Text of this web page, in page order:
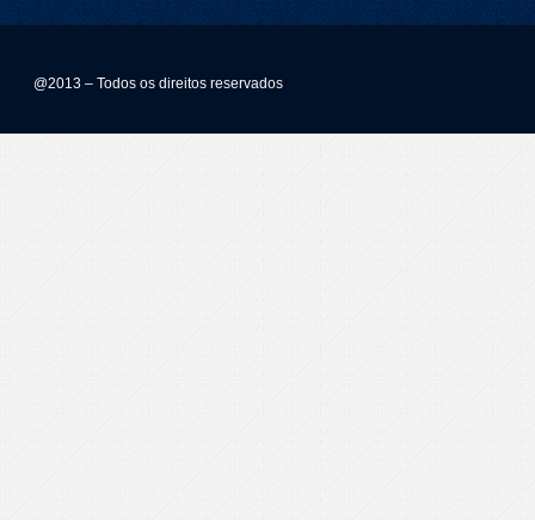
@2013 – Todos os direitos reservados